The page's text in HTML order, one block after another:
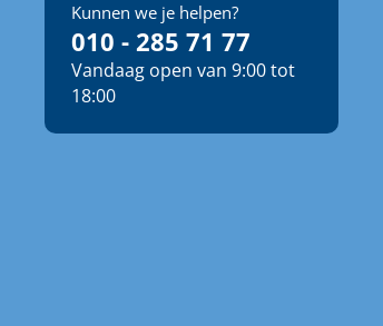
Kunnen we je helpen?
010 - 285 71 77
Vandaag open van 9:00 tot
18:00